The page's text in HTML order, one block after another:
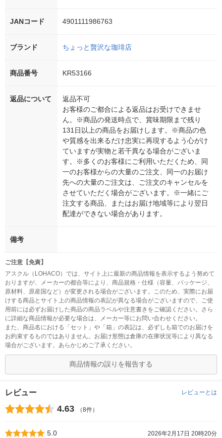
JANコード 4901111986763
ブランド ちょっと贅沢な珈琲店
商品番号 KR53166
返品について
返品不可
お客様のご都合による返品はお受けできませ
ん。※商品の発送時点で、賞味期限まで残り
131日以上の商品をお届けします。※商品の色
や質感を出来るだけ忠実に再現するよう心がけ
ていますが実物と若干異なる場合がございま
す。※多くのお客様にご利用いただくため、同
一のお客様からの大量のご注文、同一のお届け
先への大量のご注文は、ご注文のキャンセルを
させていただく場合がございます。※一緒にご
注文する商品、またはお届け地域等により翌日
配達ができない場合があります。
備考
ご注意【免責】
アスクル（LOHACO）では、サイト上に最新の商品情報を表示するよう努めて
おりますが、メーカーの都合等により、商品規格・仕様（容量、パッケージ、
原材料、原産国など）が変更される場合がございます。このため、実際にお届
けする商品とサイト上の商品情報の表記が異なる場合がございますので、ご使
用前には必ずお届けした商品の商品ラベルや注意書きをご確認ください。さら
に詳細な商品情報が必要な場合は、メーカー等にお問い合わせください。
また、商品名における「セット」や「箱」の表記は、必ずしも箱でのお届けを
お約束するものではありません。お届け形態は倉庫の在庫状況等により異なる
場合がございます。あらかじめご了承ください。
商品情報の誤りを報告する
レビュー レビューとは
4.63 （8件）
5.0
2026年2月17日 20時20分